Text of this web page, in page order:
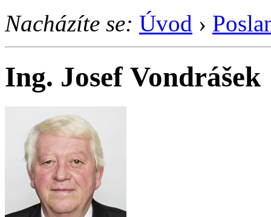
Nacházíte se: Úvod ›
Ing. Josef Vondrášek